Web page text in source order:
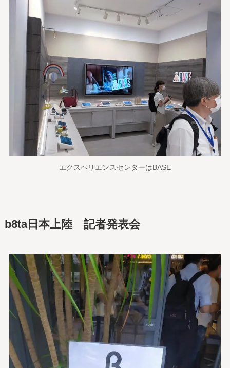
エクスペリエンスセンターはBASE
b8ta日本上陸 記者発表会